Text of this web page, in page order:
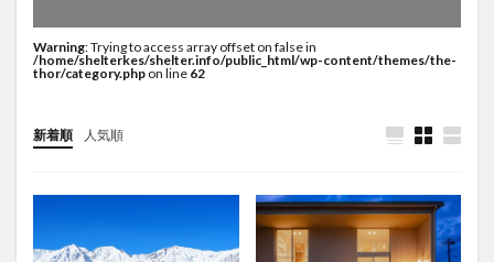
Warning: Trying to access array offset on false in
/home/shelterkes/shelter.info/public_html/wp-content/themes/the-
thor/category.php on line 62
新着順 人気順